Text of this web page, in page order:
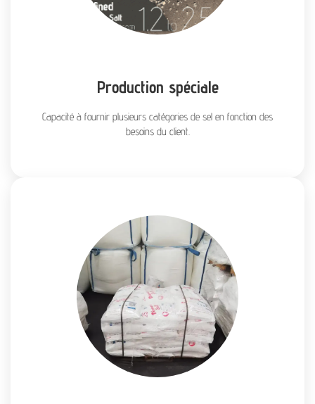
Production spéciale
Capacité à fournir plusieurs catégories de sel en fonction des
besoins du client.